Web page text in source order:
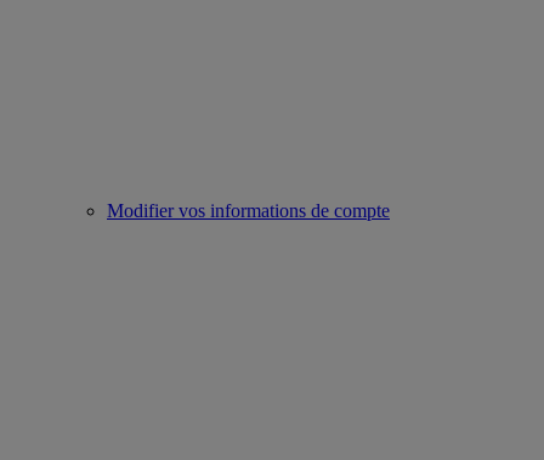
Modifier vos informations de compte